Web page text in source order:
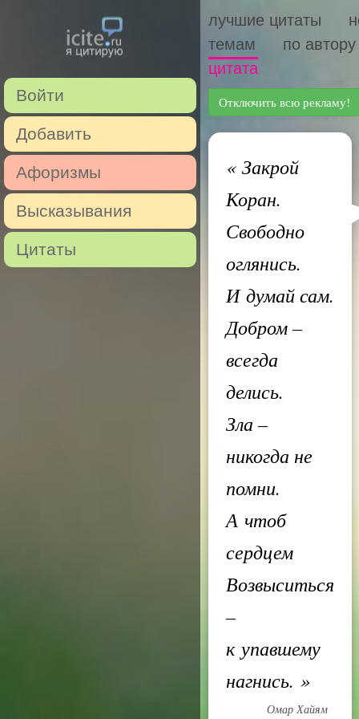
Войти
Добавить
Афоризмы
Высказывания
Цитаты
лучшие цитаты
темам
по автору
цитата
Отключить всю рекламу!
«Закрой
Коран.
Свободно
оглянись.
И думай сам.
Добром –
всегда
делись.
Зла –
никогда не
помни.
А чтоб
сердцем
Возвыситься
–
к упавшему
нагнись. »
Омар Хайям